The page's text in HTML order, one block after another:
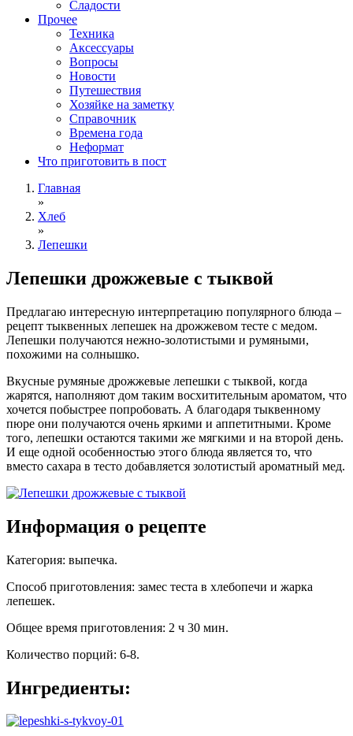
Сладости
Прочее
Техника
Аксессуары
Вопросы
Новости
Путешествия
Хозяйке на заметку
Справочник
Времена года
Неформат
Что приготовить в пост
Главная
»
Хлеб
»
Лепешки
Лепешки дрожжевые с тыквой
Предлагаю интересную интерпретацию популярного блюда –
рецепт тыквенных лепешек на дрожжевом тесте с медом.
Лепешки получаются нежно-золотистыми и румяными,
похожими на солнышко.
Вкусные румяные дрожжевые лепешки с тыквой, когда
жарятся, наполняют дом таким восхитительным ароматом, что
хочется побыстрее попробовать. А благодаря тыквенному
пюре они получаются очень яркими и аппетитными. Кроме
того, лепешки остаются такими же мягкими и на второй день.
И еще одной особенностью этого блюда является то, что
вместо сахара в тесто добавляется золотистый ароматный мед.
Информация о рецепте
Категория: выпечка.
Способ приготовления: замес теста в хлебопечи и жарка
лепешек.
Общее время приготовления: 2 ч 30 мин.
Количество порций: 6-8.
Ингредиенты: